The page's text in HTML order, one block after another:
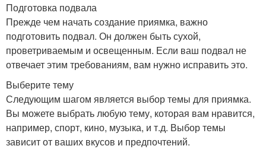
Подготовка подвала
Прежде чем начать создание приямка, важно
подготовить подвал. Он должен быть сухой,
проветриваемым и освещенным. Если ваш подвал не
отвечает этим требованиям, вам нужно исправить это.
Выберите тему
Следующим шагом является выбор темы для приямка.
Вы можете выбрать любую тему, которая вам нравится,
например, спорт, кино, музыка, и т.д. Выбор темы
зависит от ваших вкусов и предпочтений.